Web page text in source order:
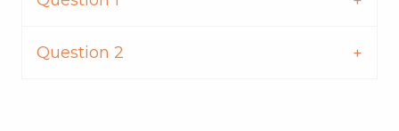
Question 2